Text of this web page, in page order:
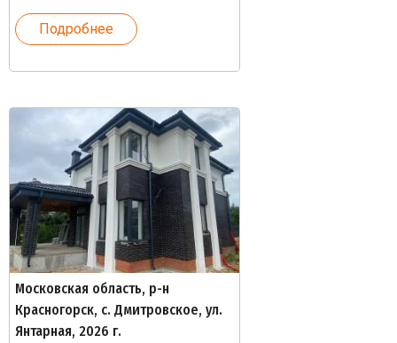
Подробнее
Московская область, р-н
Красногорск, с. Дмитровское, ул.
Янтарная, 2026 г.